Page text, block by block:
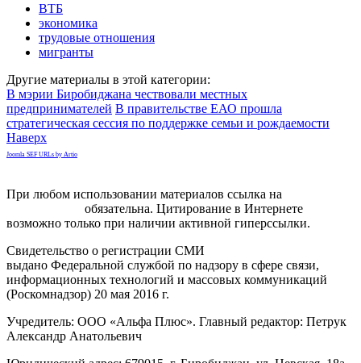
ВТБ
экономика
трудовые отношения
мигранты
Другие материалы в этой категории:
В мэрии Биробиджана чествовали местных
предпринимателей В правительстве ЕАО прошла
стратегическая сессия по поддержке семьи и рождаемости
Наверх
Joomla SEF URLs by Artio
При любом использовании материалов ссылка на
обязательна. Цитирование в Интернете
возможно только при наличии активной гиперссылки.
Свидетельство о регистрации СМИ
выдано Федеральной службой по надзору в сфере связи,
информационных технологий и массовых коммуникаций
(Роскомнадзор) 20 мая 2016 г.
Учредитель: ООО «Альфа Плюс». Главный редактор: Петрук
Александр Анатольевич